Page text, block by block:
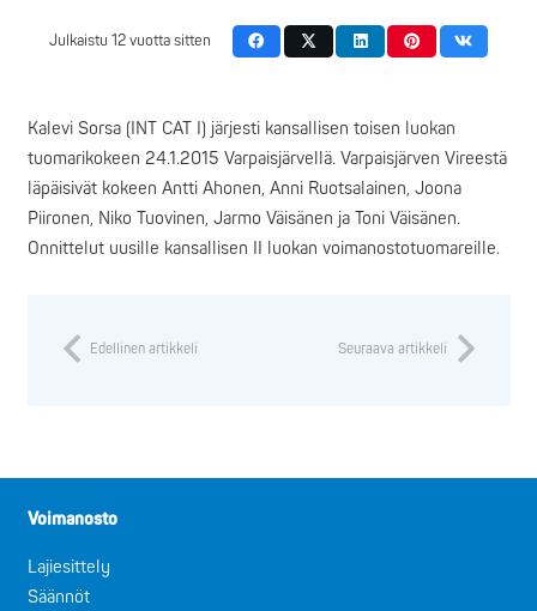
Julkaistu 12 vuotta sitten
Kalevi Sorsa (INT CAT I) järjesti kansallisen toisen luokan
tuomarikokeen 24.1.2015 Varpaisjärvellä. Varpaisjärven Vireestä
läpäisivät kokeen Antti Ahonen, Anni Ruotsalainen, Joona
Piironen, Niko Tuovinen, Jarmo Väisänen ja Toni Väisänen.
Onnittelut uusille kansallisen II luokan voimanostotuomareille.
Edellinen artikkeli Seuraava artikkeli
Voimanosto
Lajiesittely
Säännöt